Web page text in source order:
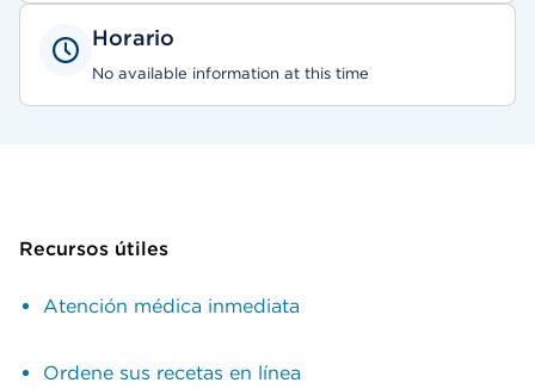
Horario
No available information at this time
Recursos útiles
Atención médica inmediata
Ordene sus recetas en línea